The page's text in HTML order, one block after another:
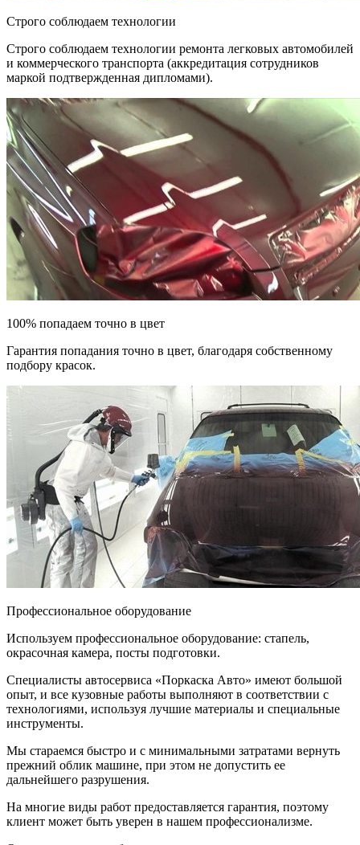
Строго соблюдаем технологии
Строго соблюдаем технологии ремонта легковых автомобилей
и коммерческого транспорта (аккредитация сотрудников
маркой подтвержденная дипломами).
100% попадаем точно в цвет
Гарантия попадания точно в цвет, благодаря собственному
подбору красок.
Профессиональное оборудование
Используем профессиональное оборудование: стапель,
окрасочная камера, посты подготовки.
Специалисты автосервиса «Поркаска Авто» имеют большой
опыт, и все кузовные работы выполняют в соответствии с
технологиями, используя лучшие материалы и специальные
инструменты.
Мы стараемся быстро и с минимальными затратами вернуть
прежний облик машине, при этом не допустить ее
дальнейшего разрушения.
На многие виды работ предоставляется гарантия, поэтому
клиент может быть уверен в нашем профессионализме.